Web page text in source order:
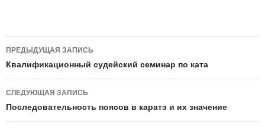
Навигация
по
записям
ПРЕДЫДУЩАЯ ЗАПИСЬ
Квалификационный судейский семинар по ката
СЛЕДУЮЩАЯ ЗАПИСЬ
Последовательность поясов в каратэ и их значение